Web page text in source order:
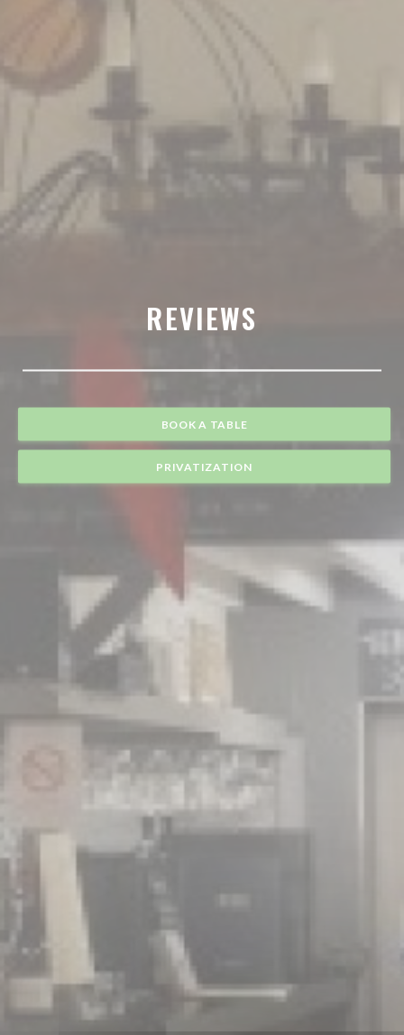
REVIEWS
BOOK A TABLE
PRIVATIZATION